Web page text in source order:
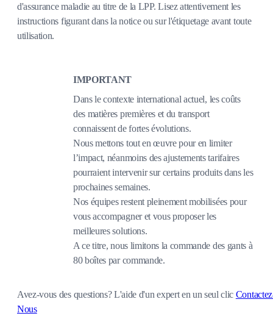
d'assurance maladie au titre de la LPP. Lisez attentivement les
instructions figurant dans la notice ou sur l'étiquetage avant toute
utilisation.
IMPORTANT
Dans le contexte international actuel, les coûts
des matières premières et du transport
connaissent de fortes évolutions.
Nous mettons tout en œuvre pour en limiter
l’impact, néanmoins des ajustements tarifaires
pourraient intervenir sur certains produits dans les
prochaines semaines.
Nos équipes restent pleinement mobilisées pour
vous accompagner et vous proposer les
meilleures solutions.
A ce titre, nous limitons la commande des gants à
80 boîtes par commande.
Avez-vous des questions?L'aide d'un expert en un seul clic
Nous